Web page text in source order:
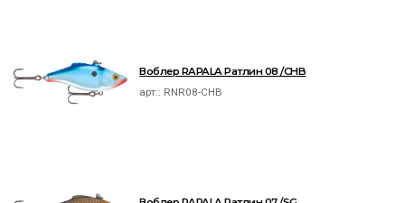
Воблер RAPALA Ратлин 08 /CHB
арт.: RNR08-CHB